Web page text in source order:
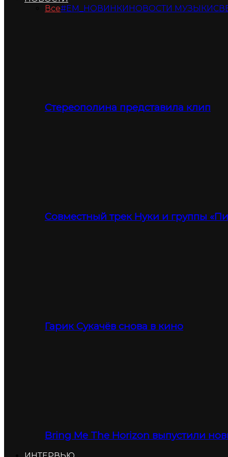
Все#ЕМ_НОВИНКИНОВОСТИ МУЗЫКИ
Стереополина представила клип
Совместный трек Нуки и группы
Гарик Сукачёв снова в кино
Bring Me The Horizon выпустили